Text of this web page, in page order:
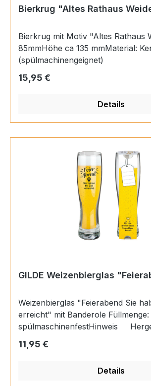
Bierkrug "Altes Rathaus
Bierkrug mit Motiv "Altes Rathaus
85mmHöhe ca 135 mmMaterial:
(spülmachinengeignet)
Regulärer Preis:
15,95 €
Details
GILDE Weizenbierglas
Weizenbierglas "Feierabend Sie
erreicht" mit Banderole
spülmaschinenfestHinweis
GlasHöhe 25 cmDurchmesser
Regulärer Preis:
11,95 €
Details